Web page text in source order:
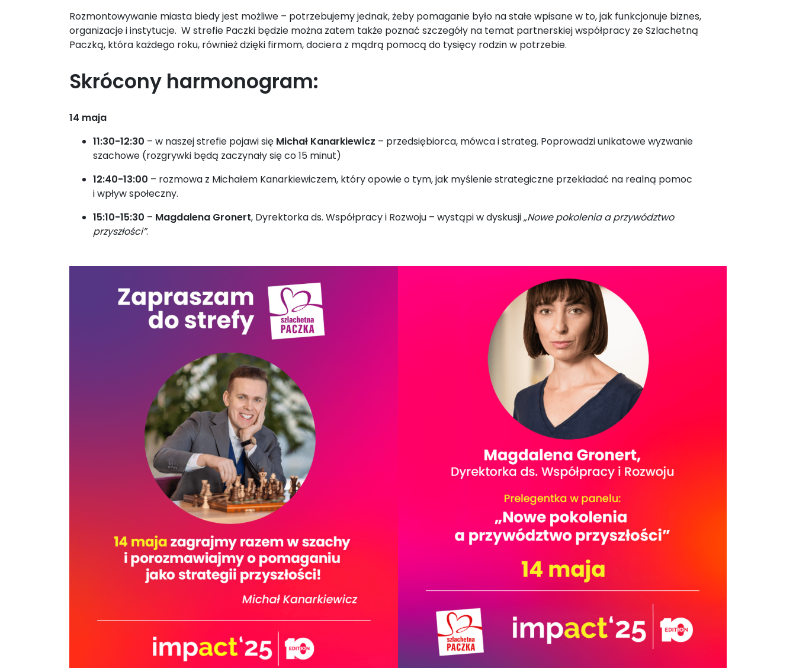
Rozmontowywanie miasta biedy jest możliwe – potrzebujemy jednak, żeby pomaganie było na stałe wpisane w to, jak funkcjonuje biznes,
organizacje i instytucje. W strefie Paczki będzie można zatem także poznać szczegóły na temat partnerskiej współpracy ze Szlachetną
Paczką, która każdego roku, również dzięki firmom, dociera z mądrą pomocą do tysięcy rodzin w potrzebie.
Skrócony harmonogram:
14 maja
11:30-12:30 – w naszej strefie pojawi się Michał Kanarkiewicz – przedsiębiorca, mówca i strateg. Poprowadzi unikatowe wyzwanie
szachowe (rozgrywki będą zaczynały się co 15 minut)
12:40-13:00 – rozmowa z Michałem Kanarkiewiczem, który opowie o tym, jak myślenie strategiczne przekładać na realną pomoc
i wpływ społeczny.
15:10-15:30 – Magdalena Gronert, Dyrektorka ds. Współpracy i Rozwoju – wystąpi w dyskusji„Nowe pokolenia a przywództwo
przyszłości”.